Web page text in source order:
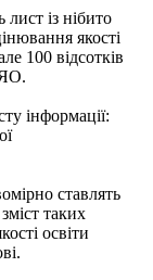
із нібито
якості
100 відсотків
інформації:
ставлять
таких
освіти